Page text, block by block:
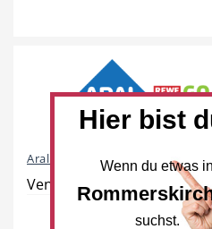
Gesundheit
Aral und REWE To Go
Venloer Straße 143, 41569
Hier bist
Wenn du etwas in
suchst.